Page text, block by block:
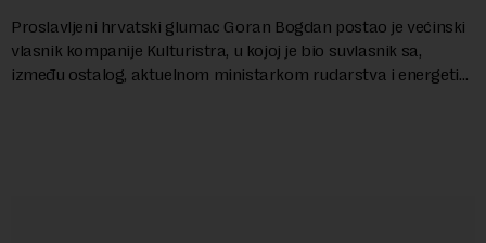
Proslavljeni hrvatski glumac Goran Bogdan postao je većinski
vlasnik kompanije Kulturistra, u kojoj je bio suvlasnik sa,
između ostalog, aktuelnom ministarkom rudarstva i energetike